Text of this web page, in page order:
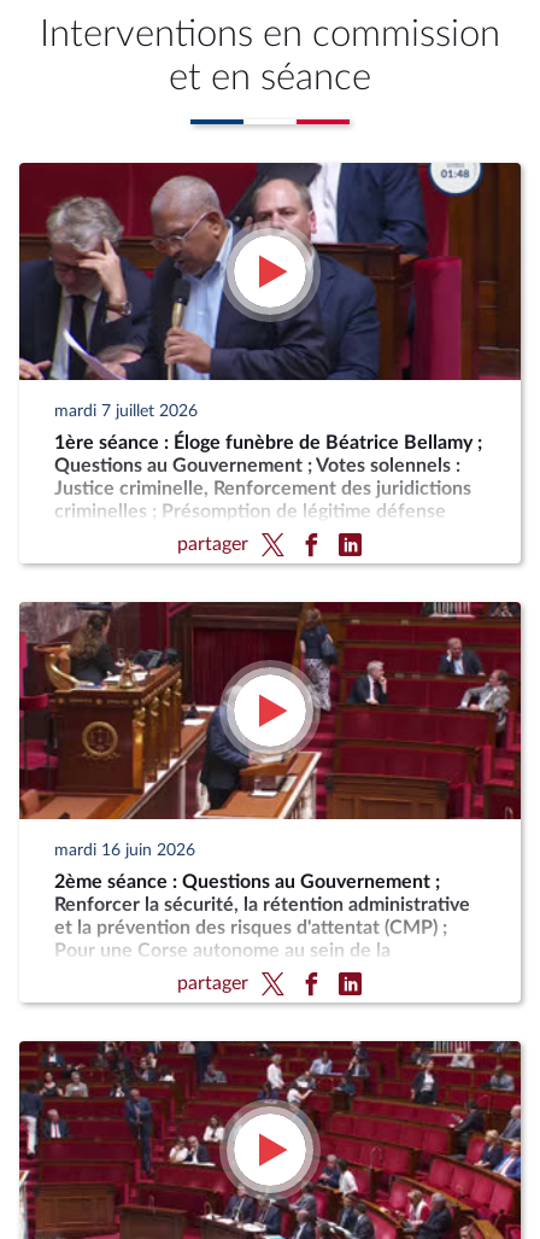
Interventions en commission
et en séance
mardi 7 juillet 2026
1ère séance : Éloge funèbre de Béatrice Bellamy ;
Questions au Gouvernement ; Votes solennels :
Justice criminelle, Renforcement des juridictions
criminelles ; Présomption de légitime défense
pour les forces de l'ordre
partager
mardi 16 juin 2026
2ème séance : Questions au Gouvernement ;
Renforcer la sécurité, la rétention administrative
et la prévention des risques d'attentat (CMP) ;
Pour une Corse autonome au sein de la
partager